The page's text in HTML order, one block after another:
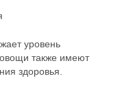
уровень
также имеют
здоровья.